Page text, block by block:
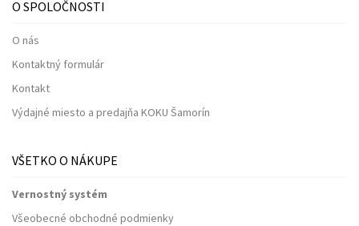
O SPOLOČNOSTI
O nás
Kontaktný formulár
Kontakt
Výdajné miesto a predajňa KOKU Šamorín
VŠETKO O NÁKUPE
Vernostný systém
Všeobecné obchodné podmienky